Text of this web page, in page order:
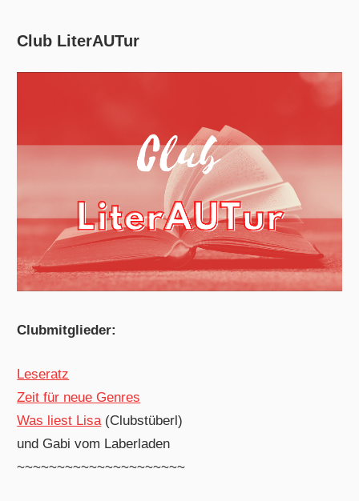
Club LiterAUTur
Clubmitglieder:
Leseratz
Zeit für neue Genres
Was liest Lisa (Clubstüberl)
und Gabi vom Laberladen
~~~~~~~~~~~~~~~~~~~~~